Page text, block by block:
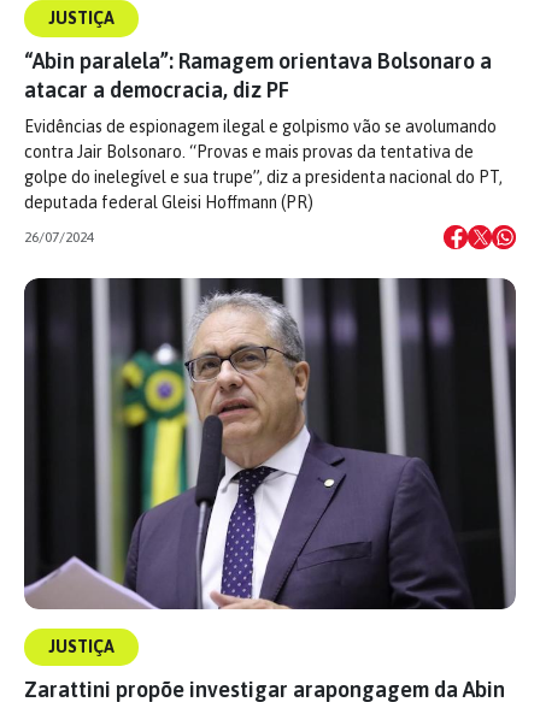
JUSTIÇA
“Abin paralela”: Ramagem orientava Bolsonaro a
atacar a democracia, diz PF
Evidências de espionagem ilegal e golpismo vão se avolumando
contra Jair Bolsonaro. “Provas e mais provas da tentativa de
golpe do inelegível e sua trupe”, diz a presidenta nacional do PT,
deputada federal Gleisi Hoffmann (PR)
26/07/2024
JUSTIÇA
Zarattini propõe investigar arapongagem da Abin